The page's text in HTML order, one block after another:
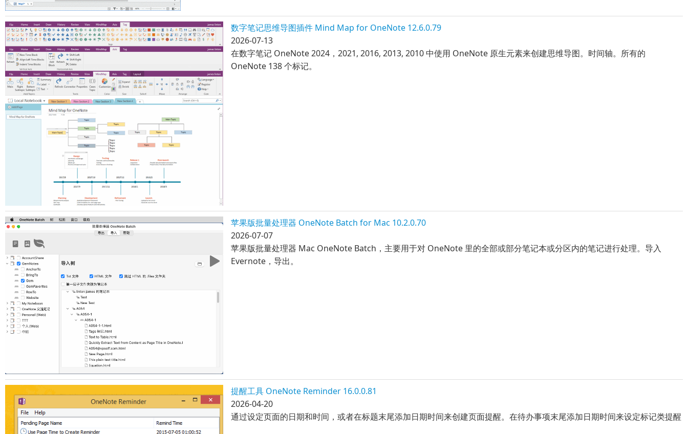
数字笔记思维导图插件 Mind Map for OneNote 12.6.0.79
2026-07-13
在数字笔记 OneNote 2024，2021, 2016, 2013, 2010 中​使用 OneNote 原生元素来创建思维导图。时间轴。所有的
OneNote 138 个标记。
苹果版批量处理器 OneNote Batch for Mac 10.2.0.70
2026-07-07
苹果版批量处理器 Mac OneNote Batch，主要用于对 OneNote 里的全部或部分笔记本或分区内的笔记进行处理。导入
Evernote，导出。
提醒工具 OneNote Reminder 16.0.0.81
2026-04-20
通过设定页面的日期和时间，或者在标题末尾添加日期时间来创建页面提醒。在待办事项末尾添加日期时间来设定标记类提醒